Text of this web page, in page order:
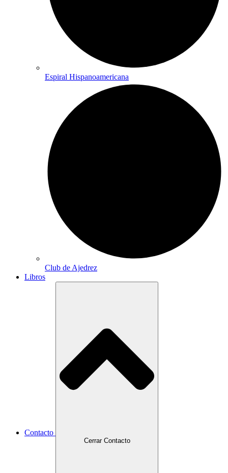
Espiral Hispanoamericana
Club de Ajedrez
Libros
Contacto
Cerrar Contacto